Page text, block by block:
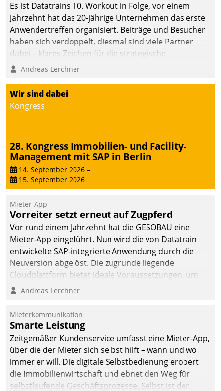
Es ist Datatrains 10. Workout in Folge, vor einem
Jahrzehnt hat das 20-jährige Unternehmen das erste
Anwendertreffen organisiert. Beiträge und Besucher
haben sich verdoppelt, diesmal sind viele Partner
dabei – klares Zeichen für die strategische
Fokussierung auf den Kunden.
Andreas Lerchner
Wir sind dabei
Kongress
28. Kongress Immobilien- und Facility-
Management mit SAP in Berlin
14. September 2026 –
15. September 2026
Mieter-App
Vorreiter setzt erneut auf Zugpferd
Vor rund einem Jahrzehnt hat die GESOBAU eine
Mieter-App eingeführt. Nun wird die von Datatrain
entwickelte SAP-integrierte Anwendung durch die
Neuversion abgelöst. Die zugrunde liegende
Cloudplattform bietet ideale Voraussetzungen, um
die Funktionalität der App zu erweitern und weitere
integrieren.
Andreas Lerchner
Mieterkommunikation
Smarte Leistung
Zeitgemäßer Kundenservice umfasst eine Mieter-App,
über die der Mieter sich selbst hilft – wann und wo
immer er will. Die digitale Selbstbedienung erobert
die Immobilienwirtschaft und ebnet den Weg für
selbstlaufende Geschäftsprozesse. Selbst ist der